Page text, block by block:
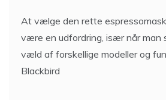
At vælge den rette
være en udfordring, især når man
væld af forskellige modeller og
Blackbird